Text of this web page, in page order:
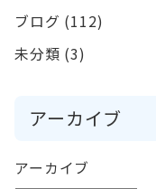
ブログ (112)
未分類 (3)
アーカイブ
アーカイブ